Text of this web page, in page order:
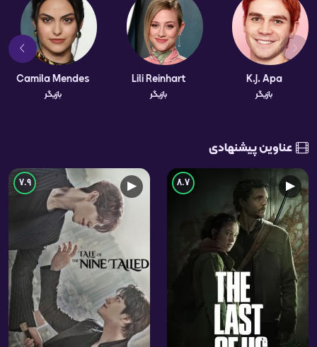
K.J. Apa
بازیگر
Lili Reinhart
بازیگر
Camila Mendes
بازیگر
عناوین پیشنهادی
▶
8.7
▶
7.9